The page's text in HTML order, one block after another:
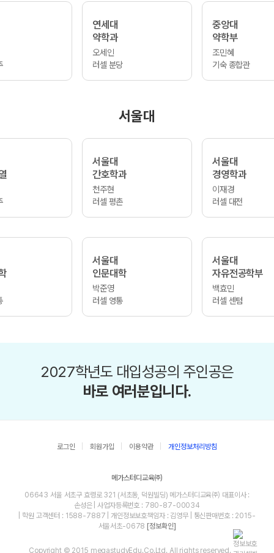
연세대
약학과
오세인
러셀 분당
중앙대
약학부
조민혜
기숙 종합관
서울대
서울대
간호학과
천주현
러셀 평촌
서울대
경영학과
이재경
러셀 대전
서울대
인문대학
박준영
러셀 영통
서울대
자유전공학부
백효민
러셀 센텀
2027학년도 대입성공의 주인공은
바로 여러분입니다.
로그인 회원가입 이용약관 개인정보처리방침
메가스터디교육㈜
06643 서울 서초구 효령로 321 (서초동, 덕원빌딩) 메가스터디교육㈜ 대표이사 :
손성은 | 사업자등록번호 : 780-87-00034
| 학원 고객센터 : 1588-7887 | 개인정보보호책임자 : 김영무 | 통신판매번호 : 2015-
서울서초-0678 [정보확인]
Copyright © 2015 megastudyEdu.Co.Ltd. All rights reserved.